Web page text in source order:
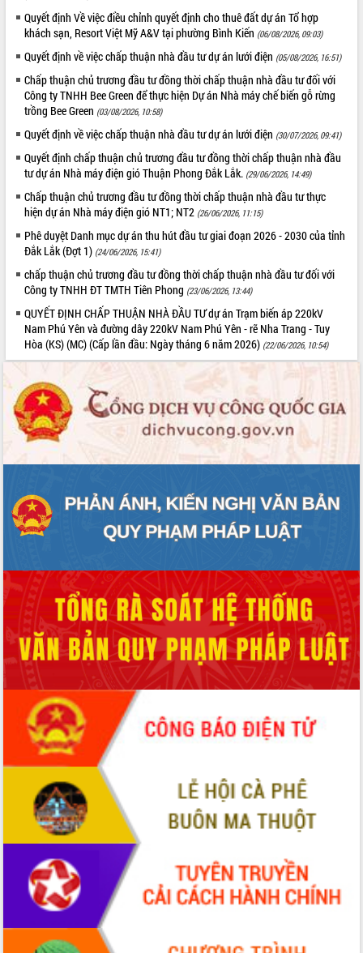
Họp báo thông tin về Hội nghị Công bố
Quy hoạch và Xúc tiến đầu tư tỉnh Đắk
Lắk
Khơi thông điểm nghẽn, đẩy nhanh
giải ngân vốn khắc phục thiên tai
HĐND tỉnh thông qua điều chỉnh Quy
hoạch tỉnh thời kỳ 2021-2030
hoạch tỉnh Đắk Lắk thời kỳ 2021-2030,
tầm nhìn đến năm 2050
Nâng cao hiệu quả hoạt động của các
doanh nghiệp nhà nước
Hội nghị triển khai kết nối mạng
truyền số liệu chuyên dùng phục vụ cơ
quan Đảng, Nhà nước
Lễ phát động chuỗi hoạt động chung
tay làm sạch môi trường
Xã Ea Kar bước chuyển mình trong
công tác cải cách hành chính mô hình
mới
UBND tỉnh họp báo định kỳ tháng 4
năm 2026
Hội thảo khoa học “Giải pháp thúc đẩy
phát triển nền kinh tế xanh tại tỉnh
Đắk Lắk”
Tăng cường giám sát, đôn đốc thực
hàng tuần
Tháo gỡ những vướng mắc, đẩy mạnh
công tác cải cách thủ tục hành chính
công tỉnh
Đắk Lắk: Tôn vinh 46 giải pháp tại Hội
thi Sáng tạo Kỹ thuật 2024 - 2025
Đắk Lắk rà soát, điều chỉnh Đề án 190
về phát triển nuôi trồng thủy sản
Phó Chủ tịch UBND tỉnh Đắk Lắk
Trương Công Thái kiểm tra thực địa
Dự án cao tốc Khánh Hòa - Buôn Ma
Thuột
Định vị cà phê Việt Nam như một “di
sản sống” trong dòng chảy toàn cầu
Xây dựng nông thôn mới: Nâng cao đời
sống người dân từ những mô hình thiết
thực
Quyết liệt tháo gỡ vướng mắc, đẩy
nhanh tiến độ các dự án trọng điểm
trong Khu kinh tế Nam Phú Yên
Hòn Yến phát triển du lịch gắn với bảo
tồn biển
Lấy ý kiến điều chỉnh Quy hoạch tỉnh
Đắk Lắk thời kỳ 2021-2030, tầm nhìn
đến năm 2050
Quyết định Về việc điều chỉnh quyết định cho thuê đất dự án Tổ hợp
khách sạn, Resort Việt Mỹ A&V tại phường Bình Kiến (06/08/2026, 09:03)
Quyết định về việc chấp thuận nhà đầu tư dự án lưới điện (05/08/2026, 16:51)
Chấp thuận chủ trương đầu tư đồng thời chấp thuận nhà đầu tư đối với
Công ty TNHH Bee Green để thực hiện Dự án Nhà máy chế biến gỗ rừng
trồng Bee Green (03/08/2026, 10:58)
Quyết định về việc chấp thuận nhà đầu tư dự án lưới điện (30/07/2026, 09:41)
Quyết định chấp thuận chủ trương đầu tư đồng thời chấp thuận nhà đầu
tư dự án Nhà máy điện gió Thuận Phong Đắk Lắk. (29/06/2026, 14:49)
Chấp thuận chủ trương đầu tư đồng thời chấp thuận nhà đầu tư thực
hiện dự án Nhà máy điện gió NT1; NT2 (26/06/2026, 11:15)
Phê duyệt Danh mục dự án thu hút đầu tư giai đoạn 2026 - 2030 của tỉnh
Đắk Lắk (Đợt 1) (24/06/2026, 15:41)
chấp thuận chủ trương đầu tư đồng thời chấp thuận nhà đầu tư đối với
Công ty TNHH ĐT TMTH Tiên Phong (23/06/2026, 13:44)
QUYẾT ĐỊNH CHẤP THUẬN NHÀ ĐẦU TƯ dự án Trạm biến áp 220kV
Nam Phú Yên và đường dây 220kV Nam Phú Yên - rẽ Nha Trang - Tuy
Hòa (KS) (MC) (Cấp lần đầu: Ngày tháng 6 năm 2026) (22/06/2026, 10:54)